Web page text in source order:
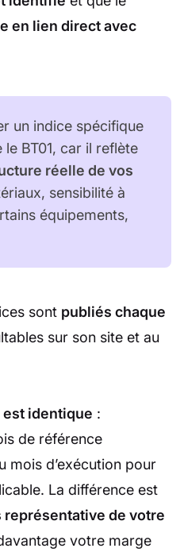
en lien direct avec
un indice spécifique
BT01, car il reflète
réelle de vos
sensibilité à
équipements,
sont publiés chaque
sur son site et au
est identique :
de référence
mois d’exécution pour
La différence est
représentative de votre
votre marge